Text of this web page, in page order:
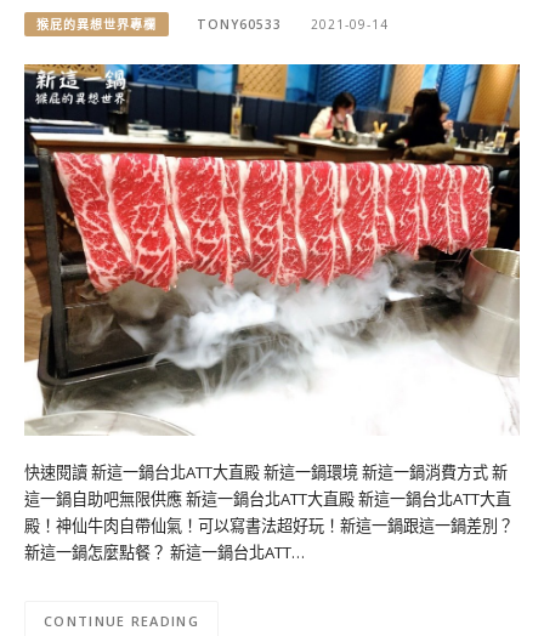
猴屁的異想世界專欄 TONY60533 2021-09-14
快速閱讀 新這一鍋台北ATT大直殿 新這一鍋環境 新這一鍋消費方式 新
這一鍋自助吧無限供應 新這一鍋台北ATT大直殿 新這一鍋台北ATT大直
殿！神仙牛肉自帶仙氣！可以寫書法超好玩！新這一鍋跟這一鍋差別？
新這一鍋怎麼點餐？ 新這一鍋台北ATT…
CONTINUE READING